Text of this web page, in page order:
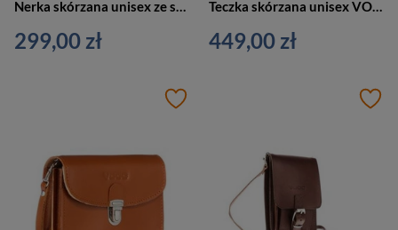
Nerka skórzana unisex ze skóry naturalnej VOOC EP19 crossbody camel brąz
299,00 zł
Teczka skórzana unisex VOOC RDW12 listonoszka miejska A4 brązowa
449,00 zł